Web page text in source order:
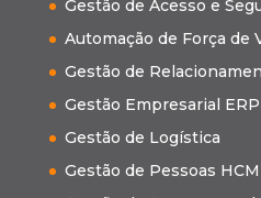
Gestão de Acesso e
Automação de Força de
Gestão de
Gestão Empresarial ERP
Gestão de Logística
Gestão de Pessoas HCM